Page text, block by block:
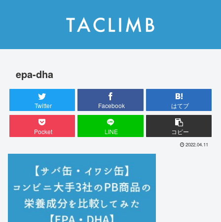
epa-dha
Twitter Facebook はてブ
Pocket LINE コピー
2022.04.11